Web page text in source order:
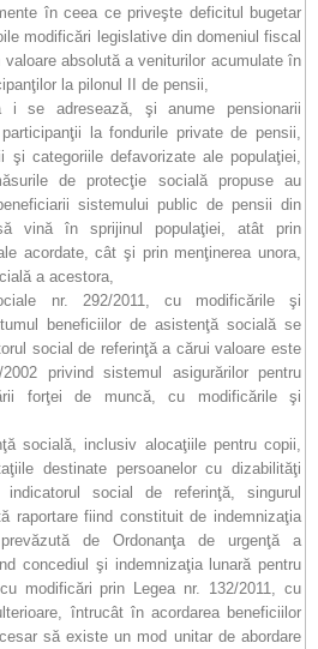
în ceea ce priveşte deficitul bugetar
modificări legislative din domeniul fiscal
absolută a veniturilor acumulate în
la pilonul II de pensii,
i se adresează, şi anume pensionarii
la fondurile private de pensii,
şi categoriile defavorizate ale populaţiei,
de protecţie socială propuse au
sistemului public de pensii din
vină în sprijinul populaţiei, atât prin
acordate, cât şi prin menţinerea unora,
a acestora,
nr. 292/2011, cu modificările şi
beneficiilor de asistenţă socială se
social de referinţă a cărui valoare este
privind sistemul asigurărilor pentru
forţei de muncă, cu modificările şi
socială, inclusiv alocaţiile pentru copii,
destinate persoanelor cu dizabilităţi
social de referinţă, singurul
raportare fiind constituit de indemnizaţia
de Ordonanţa de urgenţă a
concediul şi indemnizaţia lunară pentru
modificări prin Legea nr. 132/2011, cu
întrucât în acordarea beneficiilor
să existe un mod unitar de abordare